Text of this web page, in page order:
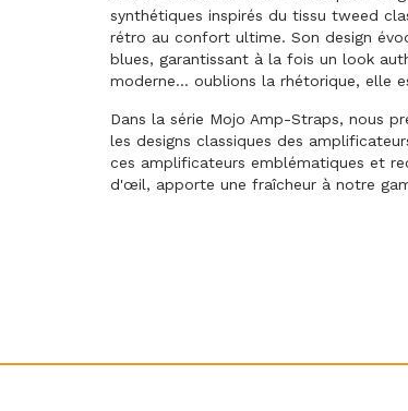
synthétiques inspirés du tissu tweed
rétro au confort ultime. Son design
blues, garantissant à la fois un look
moderne... oublions la rhétorique, elle
Dans la série Mojo Amp-Straps, nous
les designs classiques des
ces amplificateurs emblématiques et
d'œil, apporte une fraîcheur à notre